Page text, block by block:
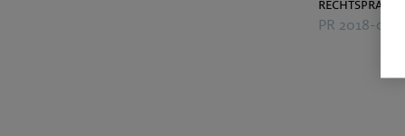
rechtspraak
PR 2018-0001